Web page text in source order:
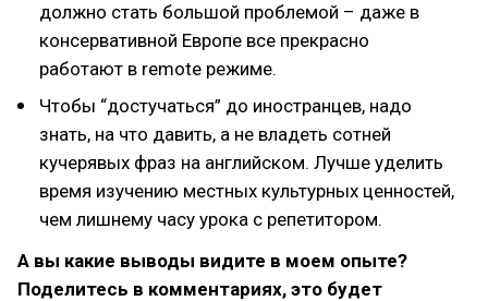
должно стать большой проблемой – даже в
консервативной Европе все прекрасно
работают в remote режиме.
Чтобы “достучаться” до иностранцев, надо
знать, на что давить, а не владеть сотней
кучерявых фраз на английском. Лучше уделить
время изучению местных культурных ценностей,
чем лишнему часу урока с репетитором.
А вы какие выводы видите в моем опыте?
Поделитесь в комментариях, это будет